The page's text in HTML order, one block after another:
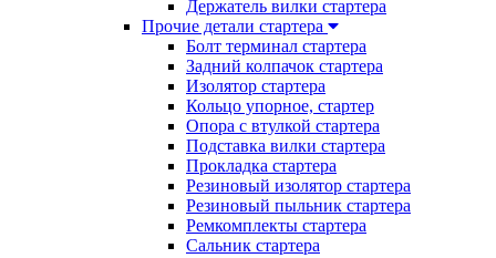
Держатель вилки стартера
Прочие детали стартера
Болт терминал стартера
Задний колпачок стартера
Изолятор стартера
Кольцо упорное, стартер
Опора с втулкой стартера
Подставка вилки стартера
Прокладка стартера
Резиновый изолятор стартера
Резиновый пыльник стартера
Ремкомплекты стартера
Сальник стартера